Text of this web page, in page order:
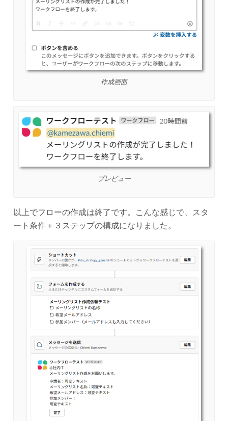
作成画面
プレビュー
以上でフローの作成は終了です。こんな感じで、スタ
ート条件＋３ステップの構成になりました。